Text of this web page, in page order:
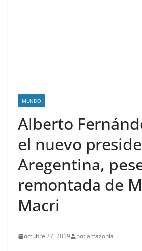
MUNDO
Alberto
el nuevo
Aregentina,
remontada de
Macri
octubre 27, 2019 notiamazonia